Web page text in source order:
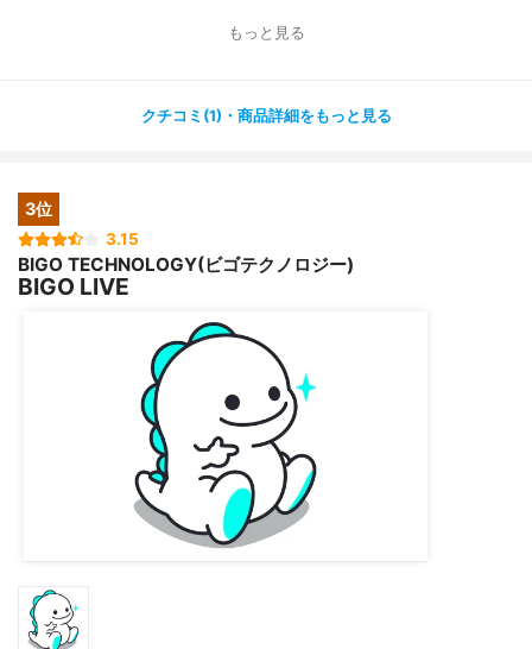
何人かお気に入りのライバーさんをフォローしています
ただ、あまりよくないコメントなどをする人もいて、見て
いて少し
不快な気持ちになることもあります?
コメントの規制などを少しして欲しいなと思います?
もっと見る
クチコミ(1)・商品詳細をもっと見る
3位
3.15
BIGO TECHNOLOGY(ビゴテクノロジー)
BIGO LIVE